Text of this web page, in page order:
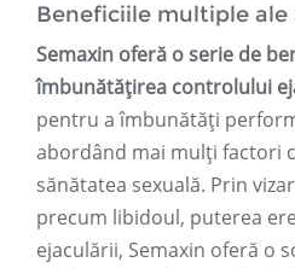
Beneficiile multiple ale
Semaxin oferă o serie de
îmbunătățirea controlului
pentru a îmbunătăți
abordând mai mulți factori
sănătatea sexuală. Prin
precum libidoul, puterea
ejaculării, Semaxin oferă o